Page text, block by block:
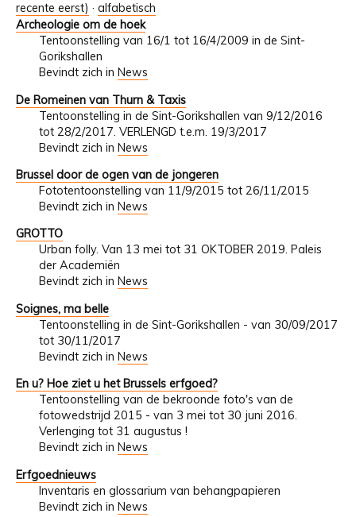
recente eerst) · alfabetisch
Archeologie om de hoek
Tentoonstelling van 16/1 tot 16/4/2009 in de Sint-
Gorikshallen
Bevindt zich in News
De Romeinen van Thurn & Taxis
Tentoonstelling in de Sint-Gorikshallen van 9/12/2016
tot 28/2/2017. VERLENGD t.e.m. 19/3/2017
Bevindt zich in News
Brussel door de ogen van de jongeren
Fototentoonstelling van 11/9/2015 tot 26/11/2015
Bevindt zich in News
GROTTO
Urban folly. Van 13 mei tot 31 OKTOBER 2019. Paleis
der Academiën
Bevindt zich in News
Soignes, ma belle
Tentoonstelling in de Sint-Gorikshallen - van 30/09/2017
tot 30/11/2017
Bevindt zich in News
En u? Hoe ziet u het Brussels erfgoed?
Tentoonstelling van de bekroonde foto's van de
fotowedstrijd 2015 - van 3 mei tot 30 juni 2016.
Verlenging tot 31 augustus !
Bevindt zich in News
Erfgoednieuws
Inventaris en glossarium van behangpapieren
Bevindt zich in News